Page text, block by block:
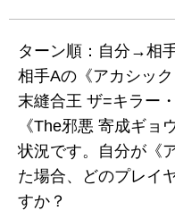
ターン順：自分→相
相手Aの《アカシッ
末縫合王 ザ=キラー
《The邪悪 寄成ギョ
状況です。自分が《
た場合、どのプレイ
すか？